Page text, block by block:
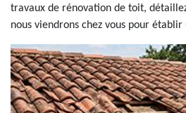
travaux de rénovation de toit,
nous viendrons chez vous pour